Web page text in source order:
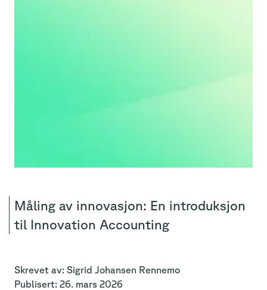
Måling av innovasjon: En introduksjon
til Innovation Accounting
Skrevet av: Sigrid Johansen Rennemo
Publisert: 26. mars 2026